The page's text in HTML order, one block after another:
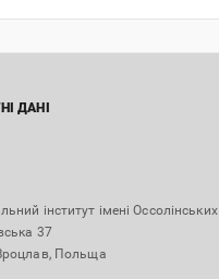
ДАНІ
інститут імені Оссолінських
37
Польща